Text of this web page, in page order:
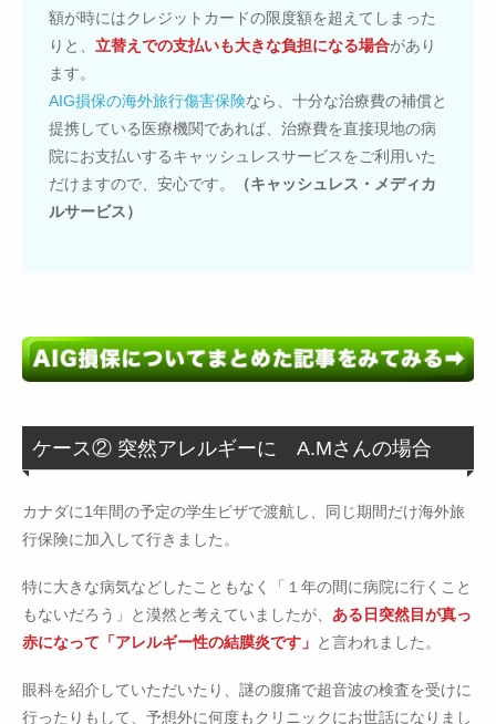
額が時にはクレジットカードの限度額を超えてしまった
りと、 立替えでの支払いも大きな負担になる場合があり
ます。
AIG損保の海外旅行傷害保険なら、十分な治療費の補償と
提携している医療機関であれば、治療費を直接現地の病
院にお支払いするキャッシュレスサービスをご利用いた
だけますので、安心です。
（キャッシュレス・メディカ
ルサービス）
ケース② 突然アレルギーに A.Mさんの場合
カナダに1年間の予定の学生ビザで渡航し、同じ期間だけ海外旅
行保険に加入して行きました。
特に大きな病気などしたこともなく「１年の間に病院に行くこと
もないだろう」と漠然と考えていましたが、 ある日突然目が真っ
赤になって「アレルギー性の結膜炎です」 と言われました。
眼科を紹介していただいたり、謎の腹痛で超音波の検査を受けに
行ったりもして、予想外に何度もクリニックにお世話になりまし